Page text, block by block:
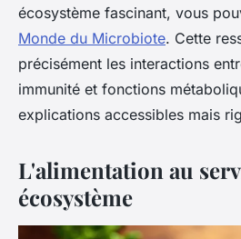
écosystème fascinant, vous
Monde du Microbiote. Cette
précisément les interactions
immunité et fonctions
explications accessibles mais
L'alimentation au
écosystème